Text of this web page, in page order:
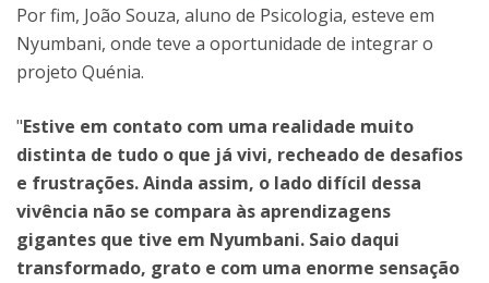
Por fim, João Souza, aluno de Psicologia, esteve em
Nyumbani, onde teve a oportunidade de integrar o
projeto Quénia.
"Estive em contato com uma realidade muito
distinta de tudo o que já vivi, recheado de desafios
e frustrações. Ainda assim, o lado difícil dessa
vivência não se compara às aprendizagens
gigantes que tive em Nyumbani. Saio daqui
transformado, grato e com uma enorme sensação